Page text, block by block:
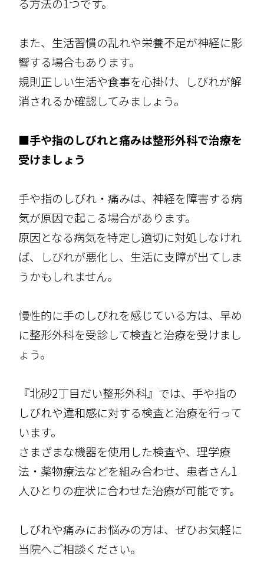
る方法の1つです。
また、生活習慣の乱れや栄養不足が神経に影
響する場合もあります。
規則正しい生活や食事を心掛け、しびれが解
消されるか確認してみましょう。
■手や指のしびれと痛みは整形外科で治療を
受けましょう
手や指のしびれ・痛みは、神経を障害する病
気が原因で起こる場合があります。
原因となる病気を特定し適切に対処しなけれ
ば、しびれが悪化し、生活に支障が出てしま
うかもしれません。
慢性的に手のしびれを感じている方は、早め
に整形外科を受診して検査と治療を受けまし
ょう。
『北砂2丁目だい整形外科』では、手や指の
しびれや違和感に対する検査と治療を行って
います。
さまざまな機器を使用した検査や、理学療
法・薬物療法などを組み合わせ、患者さん1
人ひとりの症状に合わせた治療が可能です。
しびれや痛みにお悩みの方は、ぜひお気軽に
当院へご相談ください。